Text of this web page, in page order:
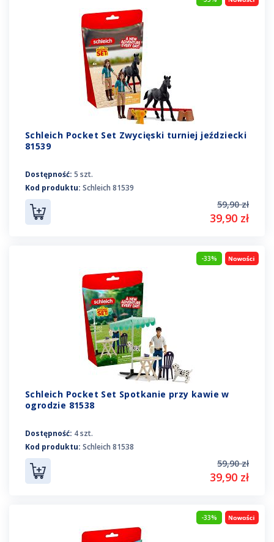
Schleich Pocket Set Zwycięski turniej jeździecki
81539
Dostępność: 5 szt.
Kod produktu: Schleich 81539
59,90 zł
39,90 zł
-33%
Schleich Pocket Set Spotkanie przy kawie w
ogrodzie 81538
Dostępność: 4 szt.
Kod produktu: Schleich 81538
59,90 zł
39,90 zł
-33%